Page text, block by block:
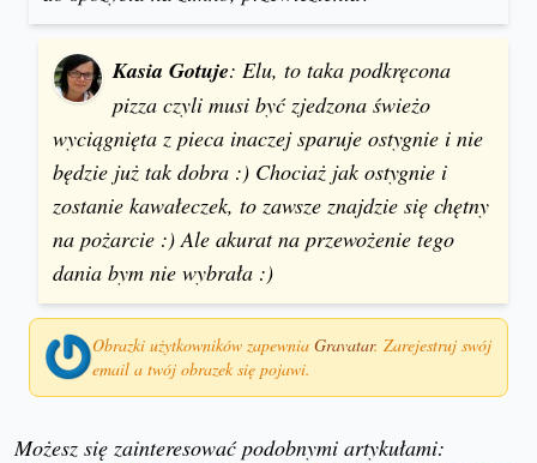
Kasia Gotuje: Elu, to taka podkręcona
pizza czyli musi być zjedzona świeżo
wyciągnięta z pieca inaczej sparuje ostygnie i nie
będzie już tak dobra :) Chociaż jak ostygnie i
zostanie kawałeczek, to zawsze znajdzie się chętny
na pożarcie :) Ale akurat na przewożenie tego
dania bym nie wybrała :)
Obrazki użytkowników zapewnia Gravatar. Zarejestruj swój
email a twój obrazek się pojawi.
Możesz się zainteresować podobnymi artykułami: